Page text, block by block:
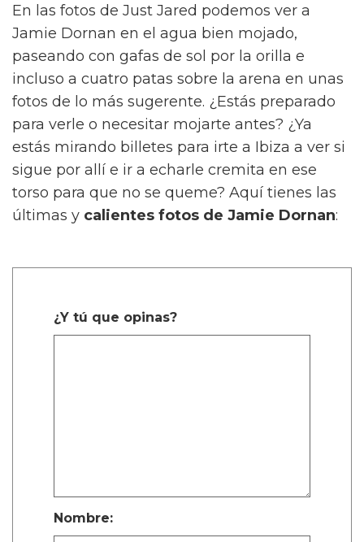
En las fotos de Just Jared podemos ver a
Jamie Dornan en el agua bien mojado,
paseando con gafas de sol por la orilla e
incluso a cuatro patas sobre la arena en unas
fotos de lo más sugerente. ¿Estás preparado
para verle o necesitar mojarte antes? ¿Ya
estás mirando billetes para irte a Ibiza a ver si
sigue por allí e ir a echarle cremita en ese
torso para que no se queme? Aquí tienes las
últimas y calientes fotos de Jamie Dornan:
¿Y tú que opinas?
Nombre: